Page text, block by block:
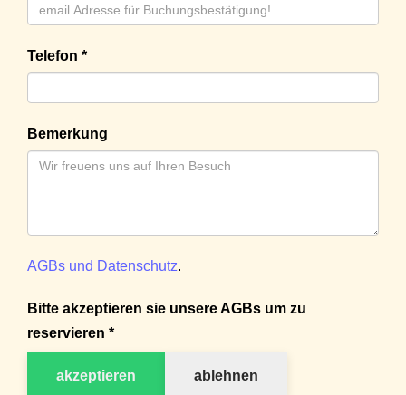
Telefon *
Bemerkung
AGBs und Datenschutz.
Bitte akzeptieren sie unsere AGBs um zu
reservieren *
akzeptieren ablehnen